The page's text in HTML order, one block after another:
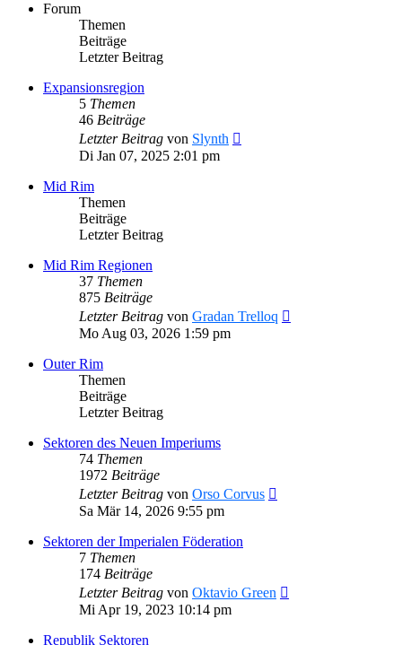
Forum
Themen
Beiträge
Letzter Beitrag
Expansionsregion
5 Themen
46 Beiträge
Letzter Beitrag von Slynth
Di Jan 07, 2025 2:01 pm
Mid Rim
Themen
Beiträge
Letzter Beitrag
Mid Rim Regionen
37 Themen
875 Beiträge
Letzter Beitrag von Gradan Trelloq
Mo Aug 03, 2026 1:59 pm
Outer Rim
Themen
Beiträge
Letzter Beitrag
Sektoren des Neuen Imperiums
74 Themen
1972 Beiträge
Letzter Beitrag von Orso Corvus
Sa Mär 14, 2026 9:55 pm
Sektoren der Imperialen Föderation
7 Themen
174 Beiträge
Letzter Beitrag von Oktavio Green
Mi Apr 19, 2023 10:14 pm
Republik Sektoren